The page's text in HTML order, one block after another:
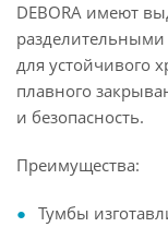
DEBORA имеют
для устойчивого
плавного
и безопасность.
Преимущества:
Тумбы